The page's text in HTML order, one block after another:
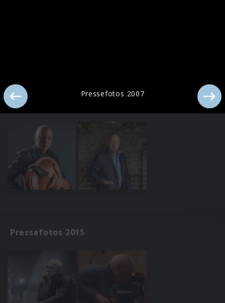
Pressefotos 2018
Pressefotos 2015
Pressefotos 2007